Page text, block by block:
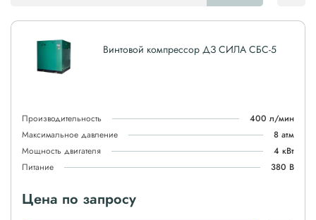
Винтовой компрессор ДЗ СИЛА СБС-5
Производительность
400 л/мин
Максимальное давление
8 атм
Мощность двигателя
4 кВт
Питание
380 В
Цена по запросу